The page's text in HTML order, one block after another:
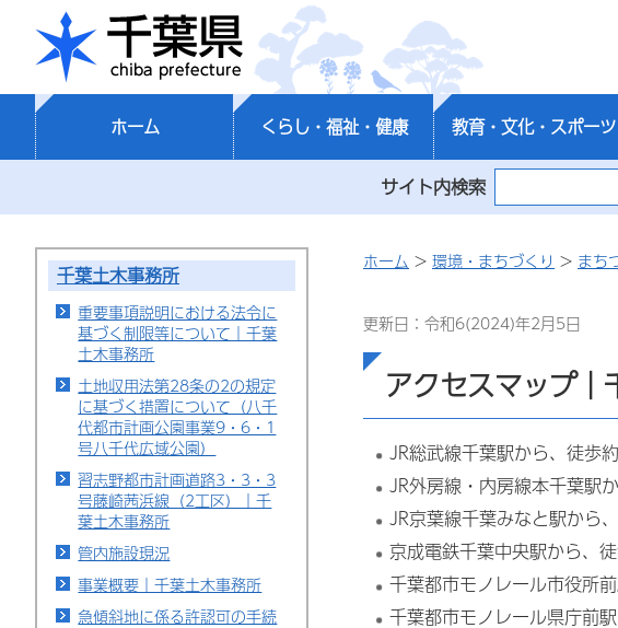
千葉県
ホーム くらし・福祉・健康 教育・文化・スポーツ
サイト内検索
千葉土木事務所
重要事項説明における法令に
基づく制限等について｜千葉
土木事務所
土地収用法第28条の2の規定
に基づく措置について（八千
代都市計画公園事業9・6・1
号八千代広域公園）
習志野都市計画道路3・3・3
号藤崎茜浜線（2工区）｜千
葉土木事務所
管内施設現況
事業概要｜千葉土木事務所
急傾斜地に係る許認可の手続
ホーム > 環境・まちづくり > まち
更新日：令和6(2024)年2月5日
アクセスマップ｜
JR総武線千葉駅から、徒歩
JR外房線・内房線本千葉駅
JR京葉線千葉みなと駅から
京成電鉄千葉中央駅から、
千葉都市モノレール市役所
千葉都市モノレール県庁前